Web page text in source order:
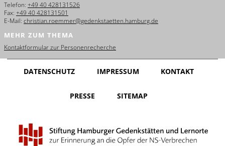
Français
Dansk
Español
Nederlands
Português
Telefon: +49 40 428131526
Fax: +49 40 428131501
E-Mail: christian.roemmer@gedenkstaetten.hamburg.de
MEHR ZUM THEMA
Kontaktformular zur Personenrecherche
DATENSCHUTZ IMPRESSUM KONTAKT
PRESSE SITEMAP